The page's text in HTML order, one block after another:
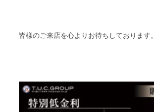
皆様のご来店を心よりお待ちしております。